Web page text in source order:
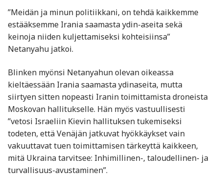
”Meidän ja minun politiikkani, on tehdä kaikkemme
estääksemme Irania saamasta ydin-aseita sekä
keinoja niiden kuljettamiseksi kohteisiinsa”
Netanyahu jatkoi.
Blinken myönsi Netanyahun olevan oikeassa
kieltäessään Irania saamasta ydinaseita, mutta
siirtyen sitten nopeasti Iranin toimittamista droneista
Moskovan hallitukselle. Hän myös vastuullisesti
”vetosi Israeliin Kievin hallituksen tukemiseksi
todeten, että Venäjän jatkuvat hyökkäykset vain
vakuuttavat tuen toimittamisen tärkeyttä kaikkeen,
mitä Ukraina tarvitsee: Inhimillinen-, taloudellinen- ja
turvallisuus-avustaminen”.